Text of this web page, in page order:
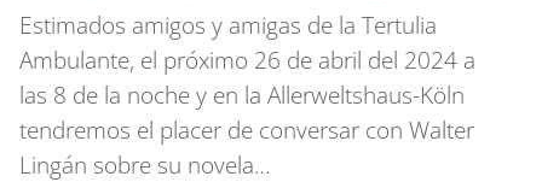
Estimados amigos y amigas de la Tertulia
Ambulante, el próximo 26 de abril del 2024 a
las 8 de la noche y en la Allerweltshaus-Köln
tendremos el placer de conversar con Walter
Lingán sobre su novela…